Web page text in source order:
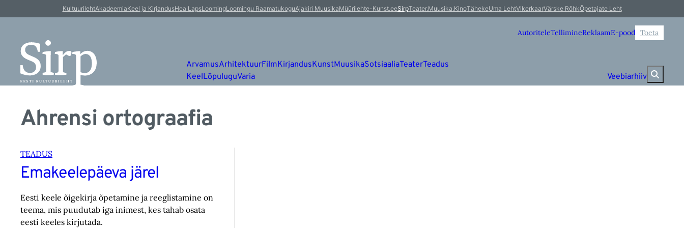
KultuurilehtAkadeemiaKeel ja KirjandusHea LapsLoomingLoomingu RaamatukoguAjakiri MuusikaMüürilehte-Kunst.eeSirpTeater.Muusika.KinoTähekeUma LehtVikerkaarVärske RõhkÕpetajate Leht
AutoriteleTellimineReklaamE-pood Toeta
ArvamusArhitektuurFilmKirjandusKunstMuusikaSotsiaaliaTeaterTeadus
KeelLõpuluguVaria Veebiarhiiv
Ahrensi ortograafia
TEADUS
Emakeelepäeva järel
Eesti keele õigekirja õpetamine ja reeglistamine on
teema, mis puudutab iga inimest, kes tahab osata
eesti keeles kirjutada.